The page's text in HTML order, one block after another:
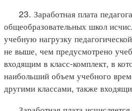
23. Заработная плата
общеобразовательных школ
учебную нагрузку
не выше, чем предусмотрено
входящим в класс-комплект, в
наибольший объем учебного
другими классами, также